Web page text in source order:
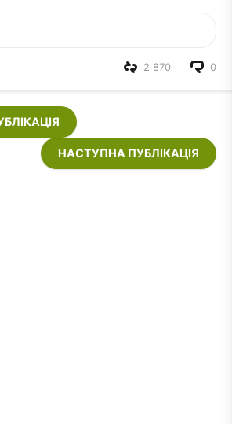
0
2 870
НАСТУПНА ПУБЛІКАЦІЯ